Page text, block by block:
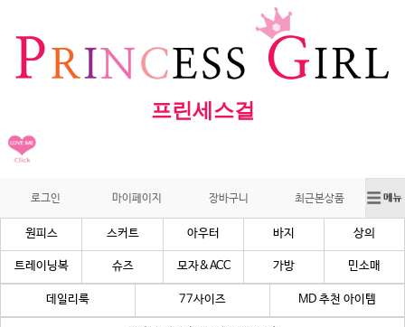
프린세스걸
로그인 마이페이지 장바구니 최근본상품
원피스 스커트 아우터 바지 상의
트레이닝복 슈즈 모자&ACC 가방 민소매
데일리룩 77사이즈 MD 추천 아이템